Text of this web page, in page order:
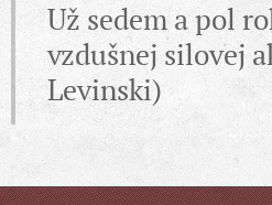
Už sedem a pol
vzdušnej silovej
Levinski)